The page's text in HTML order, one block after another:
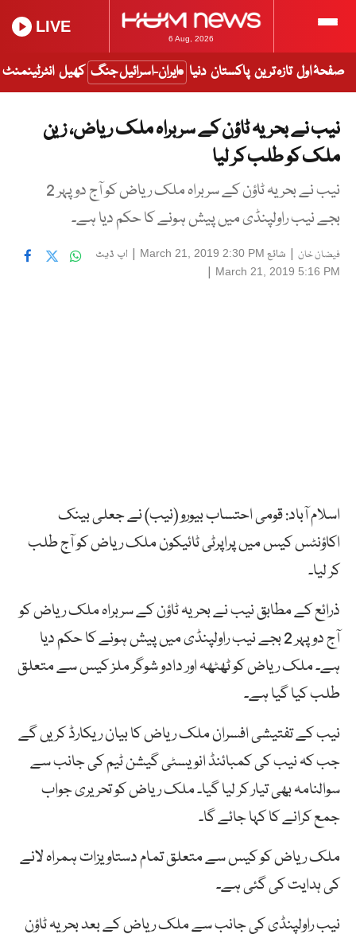
6 Aug, 2026
LIVE
صفحۂ اول تازہ ترین پاکستان دنیا ایران-اسرائیل جنگ کھیل انٹرٹینمنٹ
نیب نے بحریہ ٹاؤن کے سربراہ ملک ریاض، زین
ملک کو طلب کر لیا
نیب نے بحریہ ٹاؤن کے سربراہ ملک ریاض کو آج دوپہر 2
بجے نیب راولپنڈی میں پیش ہونے کا حکم دیا ہے۔
فیضان خان | شائع March 21, 2019 2:30 PM
| اپ ڈیٹ
March 21, 2019 5:16 PM
|
اسلام آباد: قومی احتساب بیورو (نیب) نے جعلی بینک
اکاؤنٹس کیس میں پراپرٹی ٹائیکون ملک ریاض کو آج طلب
کر لیا۔
ذرائع کے مطابق نیب نے بحریہ ٹاؤن کے سربراہ ملک ریاض کو
آج دوپہر 2 بجے نیب راولپنڈی میں پیش ہونے کا حکم دیا
ہے۔ ملک ریاض کو ٹھٹھہ اور دادو شوگر ملز کیس سے متعلق
طلب کیا گیا ہے۔
نیب کے تفتیشی افسران ملک ریاض کا بیان ریکارڈ کریں گے
جب کہ نیب کی کمبائنڈ انویسٹی گیشن ٹیم کی جانب سے
سوالنامہ بھی تیار کر لیا گیا۔ ملک ریاض کو تحریری جواب
جمع کرانے کا کہا جائے گا۔
ملک ریاض کو کیس سے متعلق تمام دستاویزات ہمراہ لانے
کی ہدایت کی گئی ہے۔
نیب راولپنڈی کی جانب سے ملک ریاض کے بعد بحریہ ٹاؤن